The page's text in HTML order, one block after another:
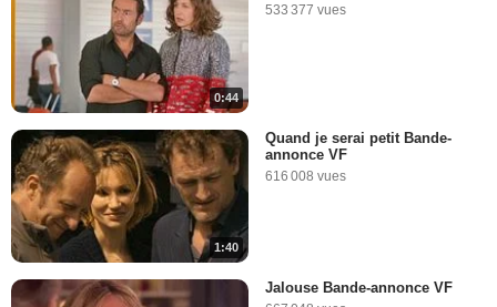
0:44
533 377 vues
1:40
Quand je serai petit Bande-
annonce VF
616 008 vues
Jalouse Bande-annonce VF